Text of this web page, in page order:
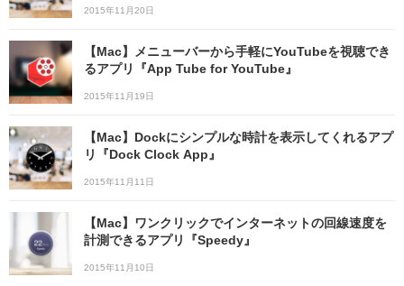
2015年11月20日
【Mac】メニューバーから手軽にYouTubeを視聴でき
るアプリ『App Tube for YouTube』
2015年11月19日
【Mac】Dockにシンプルな時計を表示してくれるアプ
リ『Dock Clock App』
2015年11月11日
【Mac】ワンクリックでインターネットの回線速度を
計測できるアプリ『Speedy』
2015年11月10日